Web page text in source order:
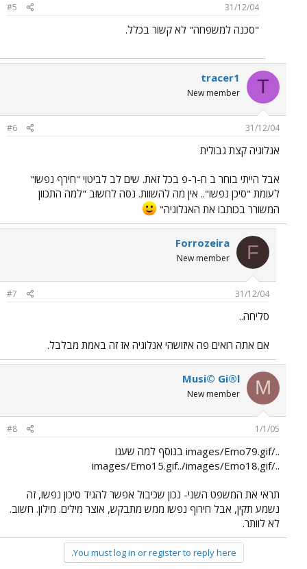
31/12/04
#5
"סכנה למשפחה" לא קשור בכלל.
T
tracer1
New member
31/12/04
#6
אנלוגיה קצת גבולית
אבל הייתי בוחר ב ח-ר-פ בכל זאת. שים לב לביטוי "חירף נפשו"
לעומת "סיכן נפשו".. אין מה להשוות. נסה לחשוב "למה התכוון
המשורר בכותבו את האנלוגיה"
F
Forrozeira
New member
31/12/04
#7
סליחה..
אם אתה רואים פה איזושהי אנלוגיה אז זה באמת מבלבל.
M
Musi© Gi®l
New member
1/1/05
#8
../images/Emo79.gif בנוסף למה שענו
../images/Emo15.gif../images/Emo18.gif
תראי את המשפט השני- נכון שכיבול אפשר להגיד סיכון נפשו, זה
נשמע תקין, אבל חירוף נפשו ממש מתבקש, אוצר מילים. מילון. חשוב.
לא לוותר.
You must log in or register to reply here.